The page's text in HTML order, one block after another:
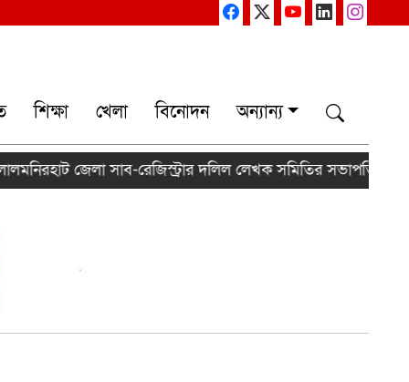
শিক্ষা খেলা বিনোদন অন্যান্য
জেলা সাব-রেজিস্ট্রার দলিল লেখক সমিতির সভাপতি সিরাজুল